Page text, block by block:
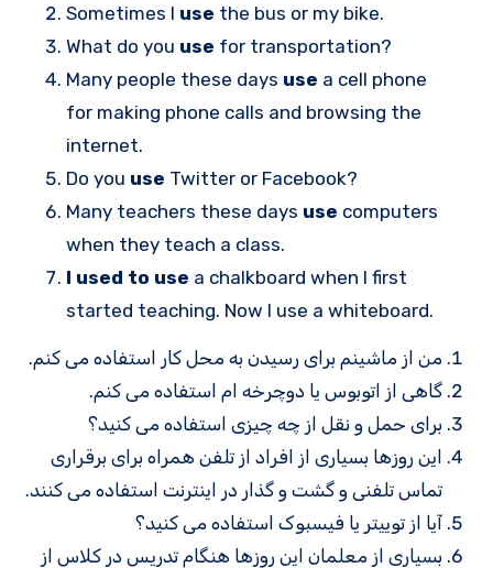
Sometimes I use the bus or my bike.
What do you use for transportation?
Many people these days use a cell phone
for making phone calls and browsing the
internet.
Do you use Twitter or Facebook?
Many teachers these days use computers
when they teach a class.
I used to use a chalkboard when I first
started teaching. Now I use a whiteboard.
من از ماشینم برای رسیدن به محل کار استفاده می کنم.
گاهی از اتوبوس یا دوچرخه ام استفاده می کنم.
برای حمل و نقل از چه چیزی استفاده می کنید؟
این روزها بسیاری از افراد از تلفن همراه برای برقراری
تماس تلفنی و گشت و گذار در اینترنت استفاده می کنند.
آیا از توییتر یا فیسبوک استفاده می کنید؟
بسیاری از معلمان این روزها هنگام تدریس در کلاس از